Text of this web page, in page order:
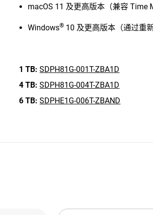
macOS 11 及更高版本（兼容 Time
Windows® 10 及更高版本（通过重
1 TB: SDPH81G-001T-ZBA1D
4 TB: SDPH81G-004T-ZBA1D
6 TB: SDPHE1G-006T-ZBAND